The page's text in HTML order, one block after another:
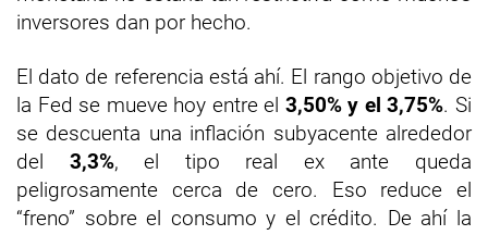
inversores dan por hecho.
El dato de referencia está ahí. El rango objetivo de
la Fed se mueve hoy entre el 3,50% y el 3,75%. Si
se descuenta una inflación subyacente alrededor
del 3,3%, el tipo real ex ante queda
peligrosamente cerca de cero. Eso reduce el
“freno” sobre el consumo y el crédito. De ahí la